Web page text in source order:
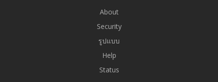
About
Security
รูปแบบ
Help
Status